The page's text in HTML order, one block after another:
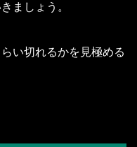
ましょう。
い切れるかを見極める